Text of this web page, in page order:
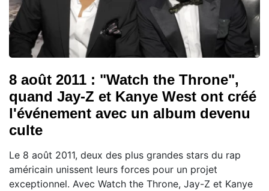
8 août 2011 : "Watch the Throne",
quand Jay-Z et Kanye West ont créé
l'événement avec un album devenu
culte
Le 8 août 2011, deux des plus grandes stars du rap
américain unissent leurs forces pour un projet
exceptionnel. Avec Watch the Throne, Jay-Z et Kanye